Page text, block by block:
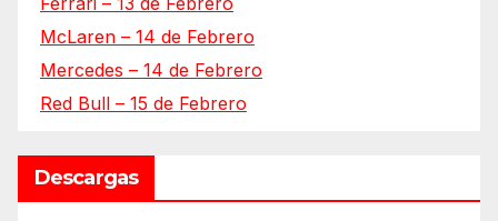
McLaren – 14 de Febrero
Mercedes – 14 de Febrero
Red Bull – 15 de Febrero
Descargas